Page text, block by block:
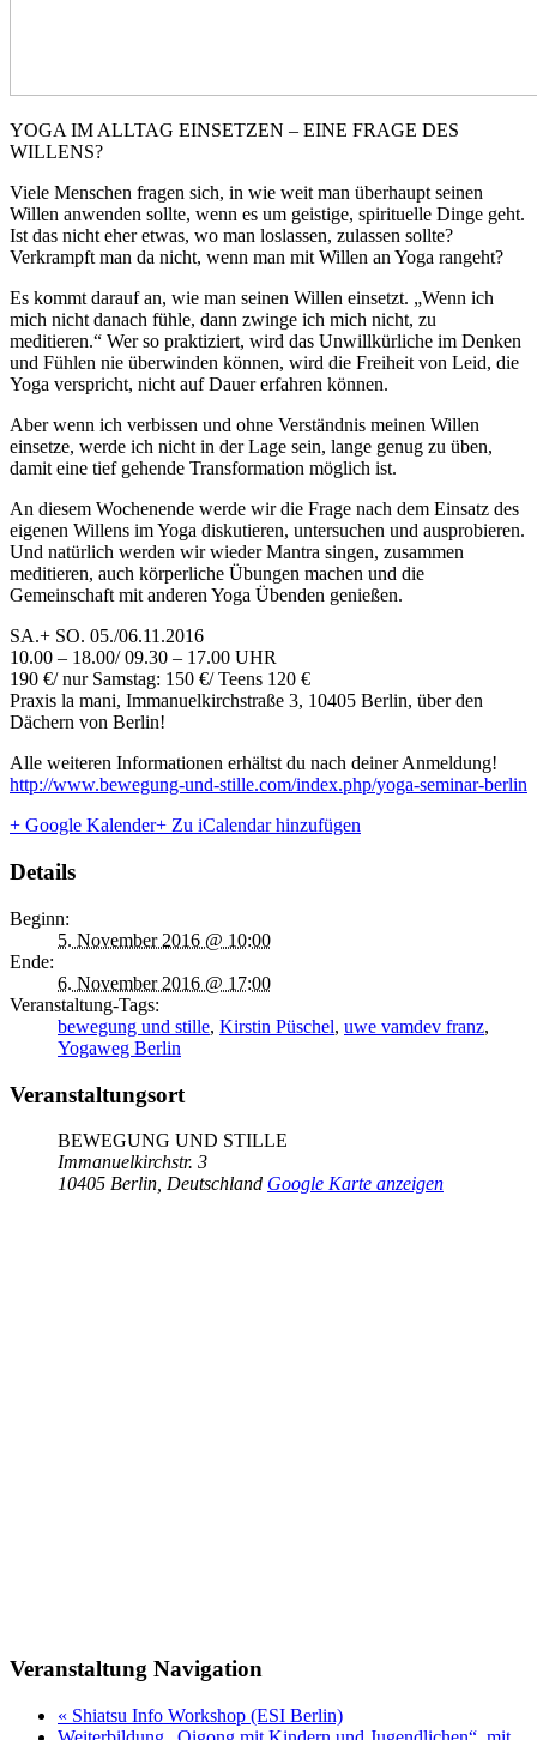
YOGA IM ALLTAG EINSETZEN – EINE FRAGE DES
WILLENS?
Viele Menschen fragen sich, in wie weit man überhaupt seinen
Willen anwenden sollte, wenn es um geistige, spirituelle Dinge geht.
Ist das nicht eher etwas, wo man loslassen, zulassen sollte?
Verkrampft man da nicht, wenn man mit Willen an Yoga rangeht?
Es kommt darauf an, wie man seinen Willen einsetzt. „Wenn ich
mich nicht danach fühle, dann zwinge ich mich nicht, zu
meditieren.“ Wer so praktiziert, wird das Unwillkürliche im Denken
und Fühlen nie überwinden können, wird die Freiheit von Leid, die
Yoga verspricht, nicht auf Dauer erfahren können.
Aber wenn ich verbissen und ohne Verständnis meinen Willen
einsetze, werde ich nicht in der Lage sein, lange genug zu üben,
damit eine tief gehende Transformation möglich ist.
An diesem Wochenende werde wir die Frage nach dem Einsatz des
eigenen Willens im Yoga diskutieren, untersuchen und ausprobieren.
Und natürlich werden wir wieder Mantra singen, zusammen
meditieren, auch körperliche Übungen machen und die
Gemeinschaft mit anderen Yoga Übenden genießen.
SA.+ SO. 05./06.11.2016
10.00 – 18.00/ 09.30 – 17.00 UHR
190 €/ nur Samstag: 150 €/ Teens 120 €
Praxis la mani, Immanuelkirchstraße 3, 10405 Berlin, über den
Dächern von Berlin!
Alle weiteren Informationen erhältst du nach deiner Anmeldung!
http://www.bewegung-und-stille.com/index.php/yoga-seminar-berlin
+ Google Kalender+ Zu iCalendar hinzufügen
Details
Beginn:
5. November 2016 @ 10:00
Ende:
6. November 2016 @ 17:00
Veranstaltung-Tags:
bewegung und stille, Kirstin Püschel, uwe vamdev franz,
Yogaweg Berlin
Veranstaltungsort
BEWEGUNG UND STILLE
Immanuelkirchstr. 3
10405 Berlin Deutschland Google Karte anzeigen
Veranstaltung Navigation
« Shiatsu Info Workshop (ESI Berlin)